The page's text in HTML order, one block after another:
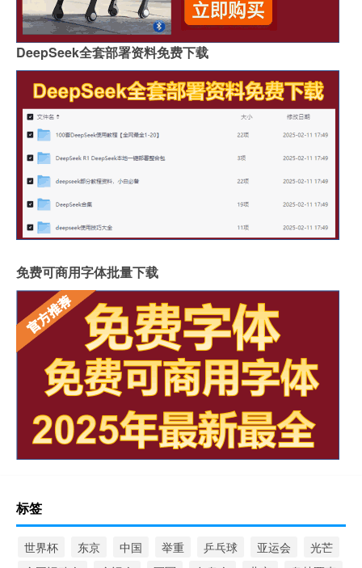
DeepSeek全套部署资料免费下载
免费可商用字体批量下载
标签
世界杯 东京 中国 举重 乒乓球 亚运会
光芒